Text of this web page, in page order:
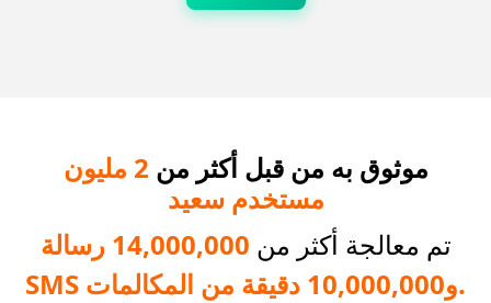
موثوق به من قبل أكثر من
2 مليون
مستخدم سعيد
تم معالجة أكثر من
14,000,000 رسالة
SMS و10,000,000 دقيقة من المكالمات.